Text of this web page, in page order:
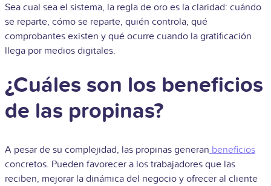
Sea cual sea el sistema, la regla de oro es la claridad: cuándo
se reparte, cómo se reparte, quién controla, qué
comprobantes existen y qué ocurre cuando la gratificación
llega por medios digitales.
¿Cuáles son los beneficios
de las propinas?
A pesar de su complejidad, las propinas generan beneficios
concretos. Pueden favorecer a los trabajadores que las
reciben, mejorar la dinámica del negocio y ofrecer al cliente